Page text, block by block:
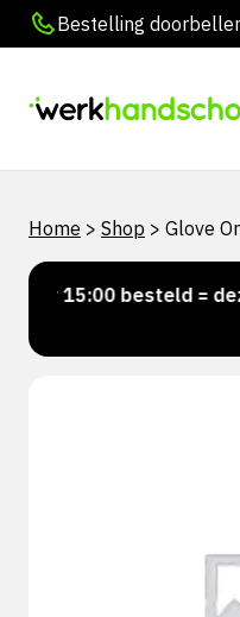
Bestelling
Home > Shop > Glove
15:00 besteld =